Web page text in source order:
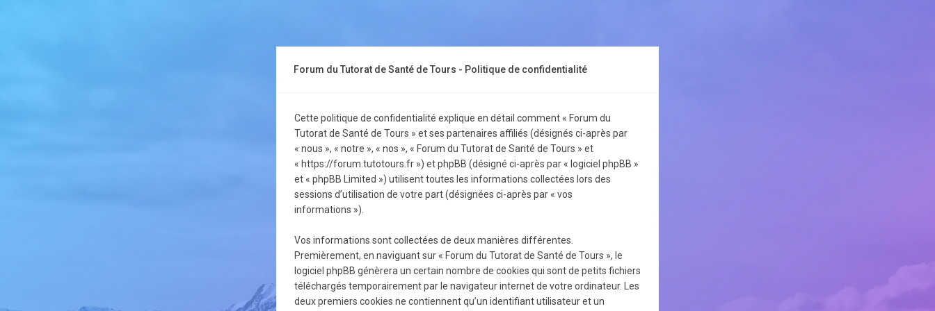
Forum du Tutorat de Santé de Tours - Politique de confidentialité
Cette politique de confidentialité explique en détail comment « Forum du
Tutorat de Santé de Tours » et ses partenaires affiliés (désignés ci-après par
« nous », « notre », « nos », « Forum du Tutorat de Santé de Tours » et
« https://forum.tutotours.fr ») et phpBB (désigné ci-après par « logiciel phpBB »
et « phpBB Limited ») utilisent toutes les informations collectées lors des
sessions d’utilisation de votre part (désignées ci-après par « vos
informations »).
Vos informations sont collectées de deux manières différentes.
Premièrement, en naviguant sur « Forum du Tutorat de Santé de Tours », le
logiciel phpBB génèrera un certain nombre de cookies qui sont de petits fichiers
téléchargés temporairement par le navigateur internet de votre ordinateur. Les
deux premiers cookies ne contiennent qu’un identifiant utilisateur et un